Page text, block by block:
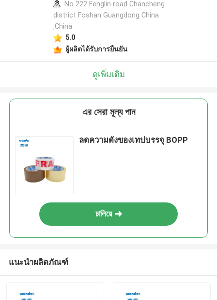
No 222 Fenglin road Chancheng
district Foshan Guangdong China
,China
5.0
ผู้ผลิตได้รับการยืนยัน
ดูเพิ่มเติม
এর সেরা মূল্য পান
ลดความดังของเทปบรรจุ BOPP
চালিয়ে
แนะนำผลิตภัณฑ์